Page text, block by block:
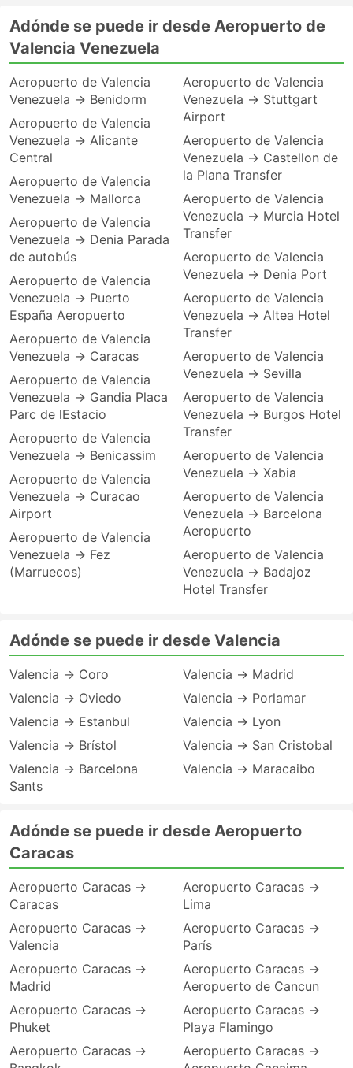
Adónde se puede ir desde Aeropuerto de
Valencia Venezuela
Aeropuerto de Valencia
Venezuela → Benidorm
Aeropuerto de Valencia
Venezuela → Alicante
Central
Aeropuerto de Valencia
Venezuela → Mallorca
Aeropuerto de Valencia
Venezuela → Denia Parada
de autobús
Aeropuerto de Valencia
Venezuela → Puerto
España Aeropuerto
Aeropuerto de Valencia
Venezuela → Caracas
Aeropuerto de Valencia
Venezuela → Gandia Placa
Parc de lEstacio
Aeropuerto de Valencia
Venezuela → Benicassim
Aeropuerto de Valencia
Venezuela → Curacao
Airport
Aeropuerto de Valencia
Venezuela → Fez
(Marruecos)
Aeropuerto de Valencia
Venezuela → Stuttgart
Airport
Aeropuerto de Valencia
Venezuela → Castellon de
la Plana Transfer
Aeropuerto de Valencia
Venezuela → Murcia Hotel
Transfer
Aeropuerto de Valencia
Venezuela → Denia Port
Aeropuerto de Valencia
Venezuela → Altea Hotel
Transfer
Aeropuerto de Valencia
Venezuela → Sevilla
Aeropuerto de Valencia
Venezuela → Burgos Hotel
Transfer
Aeropuerto de Valencia
Venezuela → Xabia
Aeropuerto de Valencia
Venezuela → Barcelona
Aeropuerto
Aeropuerto de Valencia
Venezuela → Badajoz
Hotel Transfer
Adónde se puede ir desde Valencia
Valencia → Coro
Valencia → Oviedo
Valencia → Estanbul
Valencia → Brístol
Valencia → Barcelona
Sants
Valencia → Madrid
Valencia → Porlamar
Valencia → Lyon
Valencia → San Cristobal
Valencia → Maracaibo
Adónde se puede ir desde Aeropuerto
Caracas
Aeropuerto Caracas →
Caracas
Aeropuerto Caracas →
Valencia
Aeropuerto Caracas →
Madrid
Aeropuerto Caracas →
Phuket
Aeropuerto Caracas →
Aeropuerto Caracas →
Lima
Aeropuerto Caracas →
París
Aeropuerto Caracas →
Aeropuerto de Cancun
Aeropuerto Caracas →
Playa Flamingo
Aeropuerto Caracas →